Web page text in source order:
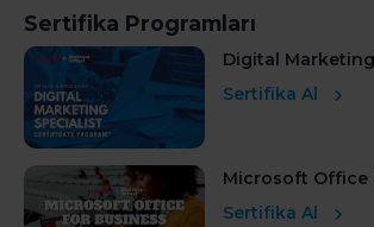
Sertifika Programları
Digital
Sertifika Al
Microsoft Office
Sertifika Al